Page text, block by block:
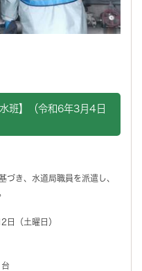
班】（令和6年3月4日
づき、水道局職員を派遣し、
日（土曜日）